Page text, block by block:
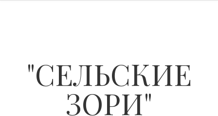
"СЕЛЬСКИЕ
ЗОРИ"